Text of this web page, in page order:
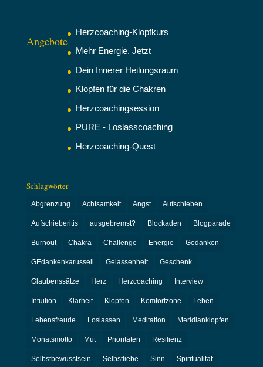
Angebote
Herzcoaching-Klopfkurs
Mehr Energie. Jetzt
Dein Innerer Heilungsraum
Klopfen für die Chakren
Herzcoachingsession
PURE - Loslasscoaching
Herzcoaching-Quest
Schlagwörter
Abgrenzung Achtsamkeit Angst Aufschieben
Aufschieberitis ausgebremst? Blockaden Blogparade
Burnout Chakra Challenge Energie Gedanken
GEdankenkarussell Gelassenheit Geschenk
Glaubenssätze Herz Herzcoaching Interview
Intuition Klarheit Klopfen Komfortzone Leben
Lebensfreude Loslassen Meditation Meridianklopfen
Monatsmotto Mut Prioritäten Resilienz
Selbstbewusstsein Selbstliebe Sinn Spiritualität